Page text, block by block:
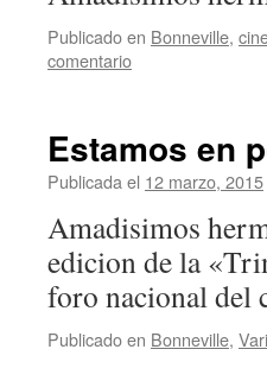
Publicado en Bonneville,
comentario
Estamos en
Publicada el 12 marzo, 2015
Amadisimos
edicion de la
foro nacional
Publicado en Bonneville,